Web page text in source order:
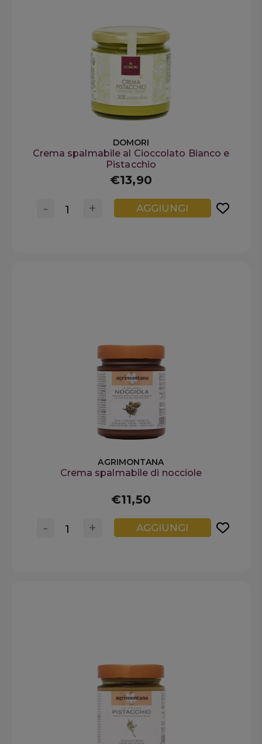
DOMORI
Crema spalmabile al Cioccolato Bianco e
Pistacchio
€13,90
+
- AGGIUNGI
AGRIMONTANA
Crema spalmabile di nocciole
€11,50
+
- AGGIUNGI